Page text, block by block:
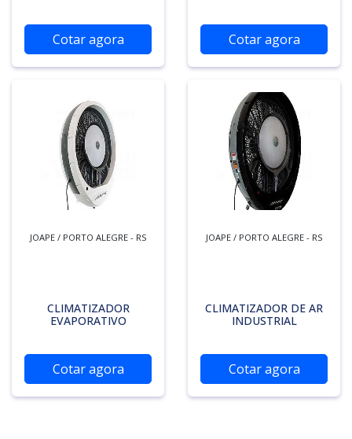
Cotar agora Cotar agora
JOAPE / PORTO ALEGRE - RS
CLIMATIZADOR
EVAPORATIVO
Cotar agora
JOAPE / PORTO ALEGRE - RS
CLIMATIZADOR DE AR
INDUSTRIAL
Cotar agora